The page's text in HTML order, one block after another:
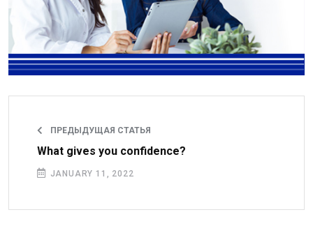
ПРЕДЫДУЩАЯ СТАТЬЯ
What gives you confidence?
JANUARY 11, 2022